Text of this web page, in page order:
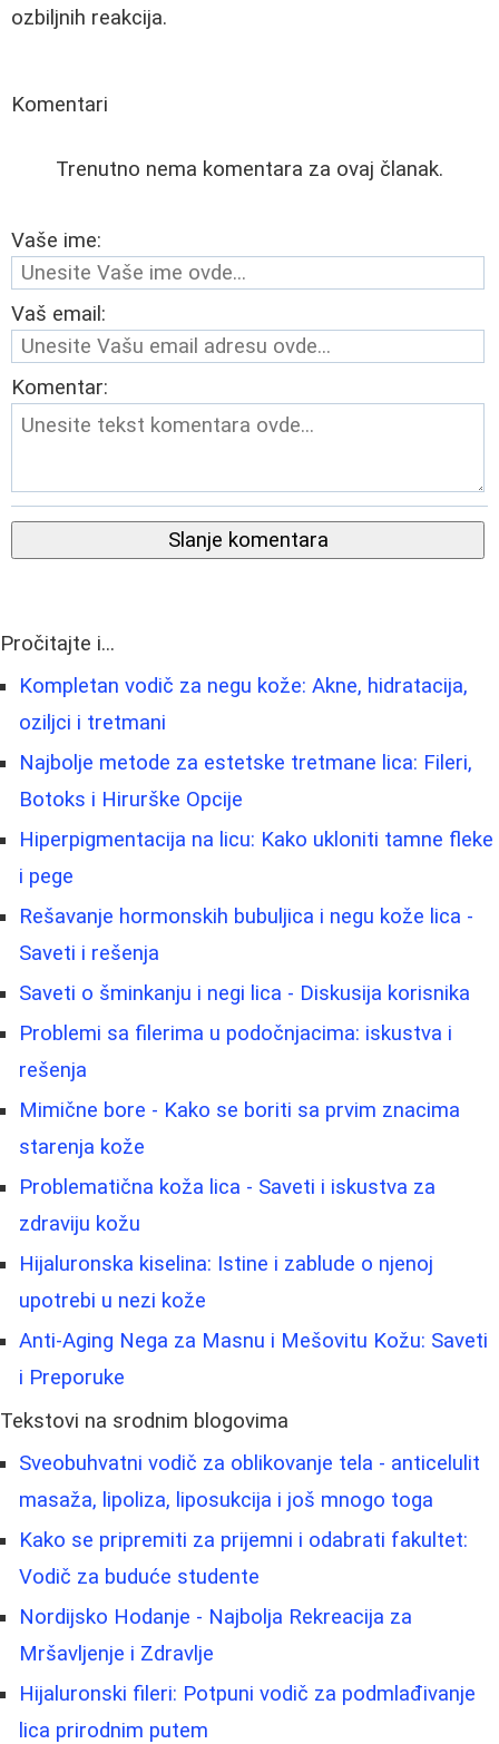
ozbiljnih reakcija.
Komentari
Trenutno nema komentara za ovaj članak.
Vaše ime:
Vaš email:
Komentar:
Slanje komentara
Pročitajte i...
Kompletan vodič za negu kože: Akne, hidratacija,
oziljci i tretmani
Najbolje metode za estetske tretmane lica: Fileri,
Botoks i Hirurške Opcije
Hiperpigmentacija na licu: Kako ukloniti tamne fleke
i pege
Rešavanje hormonskih bubuljica i negu kože lica -
Saveti i rešenja
Saveti o šminkanju i negi lica - Diskusija korisnika
Problemi sa filerima u podočnjacima: iskustva i
rešenja
Mimične bore - Kako se boriti sa prvim znacima
starenja kože
Problematična koža lica - Saveti i iskustva za
zdraviju kožu
Hijaluronska kiselina: Istine i zablude o njenoj
upotrebi u nezi kože
Anti-Aging Nega za Masnu i Mešovitu Kožu: Saveti
i Preporuke
Tekstovi na srodnim blogovima
Sveobuhvatni vodič za oblikovanje tela - anticelulit
masaža, lipoliza, liposukcija i još mnogo toga
Kako se pripremiti za prijemni i odabrati fakultet:
Vodič za buduće studente
Nordijsko Hodanje - Najbolja Rekreacija za
Mršavljenje i Zdravlje
Hijaluronski fileri: Potpuni vodič za podmlađivanje
lica prirodnim putem